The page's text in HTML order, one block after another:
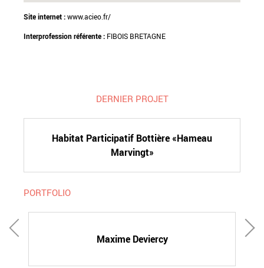
Site internet :www.acieo.fr/
Interprofession référente : FIBOIS BRETAGNE
DERNIER PROJET
Habitat Participatif Bottière «Hameau
Marvingt»
PORTFOLIO
Maxime Deviercy